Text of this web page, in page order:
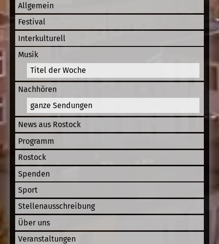
Allgemein
Festival
Interkulturell
Musik
Titel der Woche
Nachhören
ganze Sendungen
News aus Rostock
Programm
Rostock
Spenden
Sport
Stellenausschreibung
Über uns
Veranstaltungen